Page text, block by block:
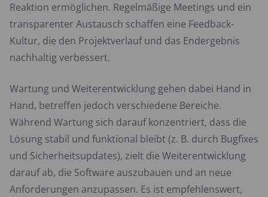
Reaktion ermöglichen. Regelmäßige Meetings und ein
transparenter Austausch schaffen eine Feedback-
Kultur, die den Projektverlauf und das Endergebnis
nachhaltig verbessert.
Wartung und Weiterentwicklung gehen dabei Hand in
Hand, betreffen jedoch verschiedene Bereiche.
Während Wartung sich darauf konzentriert, dass die
Lösung stabil und funktional bleibt (z. B. durch Bugfixes
und Sicherheitsupdates), zielt die Weiterentwicklung
darauf ab, die Software auszubauen und an neue
Anforderungen anzupassen. Es ist empfehlenswert,